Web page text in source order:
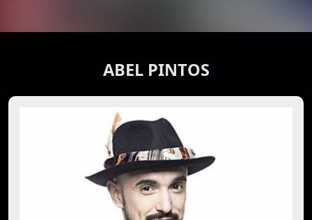
ABEL PINTOS